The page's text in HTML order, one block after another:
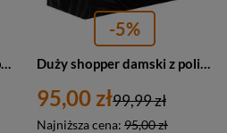
Czarny shopper damski z poliestru zawieszony na wygodnych uchwytach z zewnętrzną kieszonką na suwak - Rovicky
-5%
Duży shopper damski z poliestru w czarnym kolorze pokryty falistym wzorem - Rovicky
95,00 zł
Najniższa cena: 95,00 zł
99,99 zł